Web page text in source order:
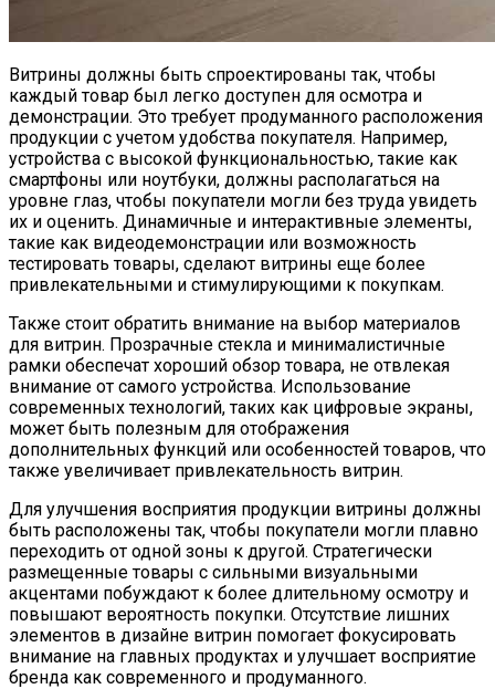
Витрины должны быть спроектированы так, чтобы
каждый товар был легко доступен для осмотра и
демонстрации. Это требует продуманного расположения
продукции с учетом удобства покупателя. Например,
устройства с высокой функциональностью, такие как
смартфоны или ноутбуки, должны располагаться на
уровне глаз, чтобы покупатели могли без труда увидеть
их и оценить. Динамичные и интерактивные элементы,
такие как видеодемонстрации или возможность
тестировать товары, сделают витрины еще более
привлекательными и стимулирующими к покупкам.
Также стоит обратить внимание на выбор материалов
для витрин. Прозрачные стекла и минималистичные
рамки обеспечат хороший обзор товара, не отвлекая
внимание от самого устройства. Использование
современных технологий, таких как цифровые экраны,
может быть полезным для отображения
дополнительных функций или особенностей товаров, что
также увеличивает привлекательность витрин.
Для улучшения восприятия продукции витрины должны
быть расположены так, чтобы покупатели могли плавно
переходить от одной зоны к другой. Стратегически
размещенные товары с сильными визуальными
акцентами побуждают к более длительному осмотру и
повышают вероятность покупки. Отсутствие лишних
элементов в дизайне витрин помогает фокусировать
внимание на главных продуктах и улучшает восприятие
бренда как современного и продуманного.